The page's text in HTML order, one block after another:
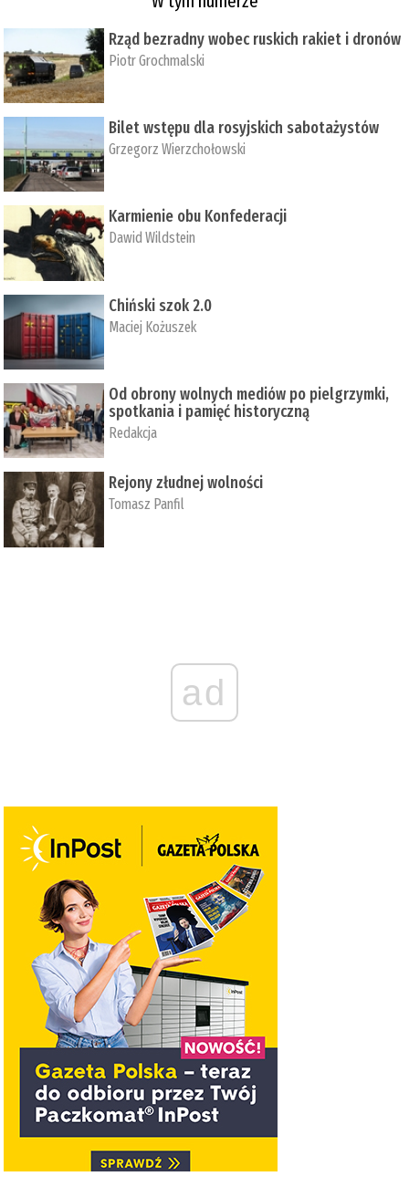
Rząd bezradny wobec ruskich rakiet i dronów
Piotr Grochmalski
Bilet wstępu dla rosyjskich sabotażystów
Grzegorz Wierzchołowski
Karmienie obu Konfederacji
Dawid Wildstein
Chiński szok 2.0
Maciej Kożuszek
Od obrony wolnych mediów po pielgrzymki,
spotkania i pamięć historyczną
Redakcja
Rejony złudnej wolności
Tomasz Panfil
ad